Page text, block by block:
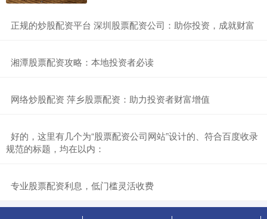
​正规的炒股配资平台 深圳股票配资公司：助你投资，成就财富
​湘潭股票配资攻略：本地投资者必读
​网络炒股配资 萍乡股票配资：助力投资者财富增值
​好的，这里有几个为“股票配资公司网站”设计的、符合百度收录
规范的标题，均在以内：
​专业股票配资利息，低门槛灵活收费